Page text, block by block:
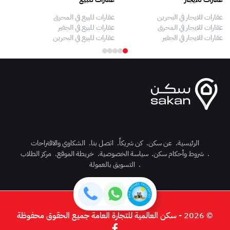
عقارات للايجار في البحرين
عقارات للايجار في المحرق
عقارات للايجار في الجفير
عقارات للبيع في المحرق
عقارات للبيع في الجفير
عقارات للبيع في البحرين
الرئيسية. عن سكن. كن شريكاً. اتصل بنا. الشكاوي والاقتراحات
. شروط وأحكام سكن. سياسة الخصوصية. خريطة الموقع. مركز الطلاب
. التسويق بالعمولة
© 2026 - سكن العالمية للتجارة العامة جميع الحقوق محفوظة